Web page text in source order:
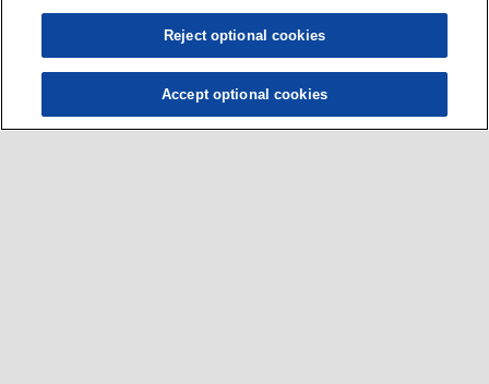
Reject optional cookies
Accept optional cookies